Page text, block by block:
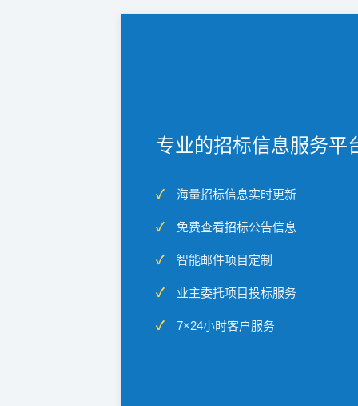
专业的招标信息服务平
海量招标信息实时更新
免费查看招标公告信息
智能邮件项目定制
业主委托项目投标服务
7×24小时客户服务